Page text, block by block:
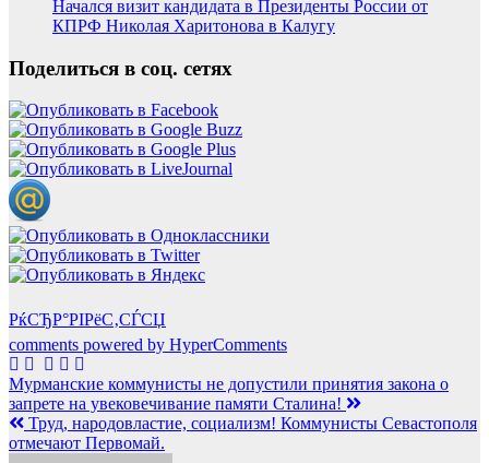
Начался визит кандидата в Президенты России от
КПРФ Николая Харитонова в Калугу
Поделиться в соц. сетях
РќСЂР°РІРёС‚СЃСЏ
comments powered by HyperComments
Навигация
по
записям
Мурманские коммунисты не допустили принятия закона о
запрете на увековечивание памяти Сталина!
Труд, народовластие, социализм! Коммунисты Севастополя
отмечают Первомай.